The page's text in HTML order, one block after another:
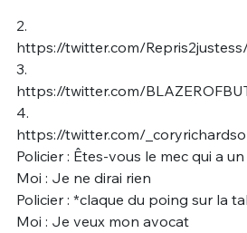
2.
https://twitter.com/
3.
https://twitter.com/
4.
https://twitter.com/
Policier : Êtes-vous le mec qui a
Moi : Je ne dirai rien
Policier : *claque du poing sur la
Moi : Je veux mon avocat